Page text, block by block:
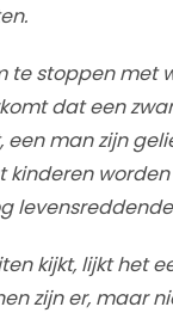
te stoppen met
dat een
een man zijn
kijkt, lijkt het
zijn er, maar